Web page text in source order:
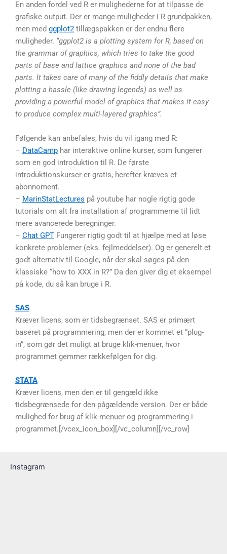
En anden fordel ved R er mulighederne for at tilpasse de
grafiske output. Der er mange muligheder i R grundpakken,
men med ggplot2 tillægspakken er der endnu flere
muligheder. “ggplot2 is a plotting system for R, based on
the grammar of graphics, which tries to take the good
parts of base and lattice graphics and none of the bad
parts. It takes care of many of the fiddly details that make
plotting a hassle (like drawing legends) as well as
providing a powerful model of graphics that makes it easy
to produce complex multi-layered graphics”.
Følgende kan anbefales, hvis du vil igang med R:
– DataCamp har interaktive online kurser, som fungerer
som en god introduktion til R. De første
introduktionskurser er gratis, herefter kræves et
abonnoment.
– MarinStatLectures på youtube har nogle rigtig gode
tutorials om alt fra installation af programmerne til lidt
mere avancerede beregninger.
– Chat GPT Fungerer rigtig godt til at hjælpe med at løse
konkrete problemer (eks. fejlmeddelser). Og er generelt et
godt alternativ til Google, når der skal søges på den
klassiske “how to XXX in R?” Da den giver dig et eksempel
på kode, du så kan bruge i R.
SAS
Kræver licens, som er tidsbegrænset. SAS er primært
baseret på programmering, men der er kommet et ”plug-
in”, som gør det muligt at bruge klik-menuer, hvor
programmet gemmer rækkefølgen for dig.
STATA
Kræver licens, men den er til gengæld ikke
tidsbegrænsede for den pågældende version. Der er både
mulighed for brug af klik-menuer og programmering i
programmet.[/vcex_icon_box][/vc_column][/vc_row]
Instagram